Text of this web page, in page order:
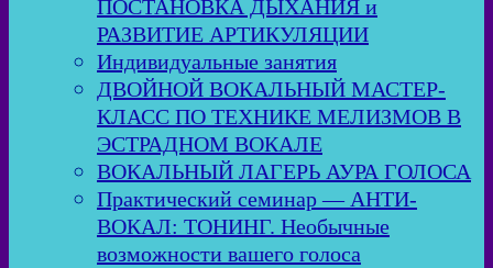
ПОСТАНОВКА ДЫХАНИЯ и
РАЗВИТИЕ АРТИКУЛЯЦИИ
Индивидуальные занятия
ДВОЙНОЙ ВОКАЛЬНЫЙ МАСТЕР-
КЛАСС ПО ТЕХНИКЕ МЕЛИЗМОВ В
ЭСТРАДНОМ ВОКАЛЕ
ВОКАЛЬНЫЙ ЛАГЕРЬ АУРА ГОЛОСА
Практический семинар — АНТИ-
ВОКАЛ: ТОНИНГ. Необычные
возможности вашего голоса